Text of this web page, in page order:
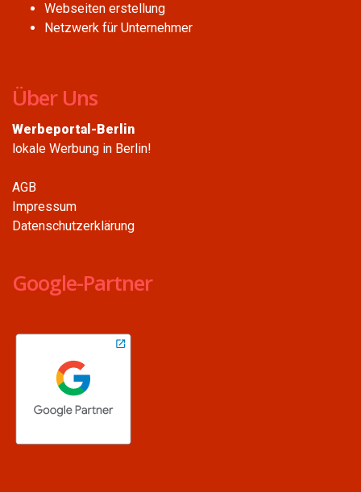
Webseiten erstellung
Netzwerk für Unternehmer
Über Uns
Werbeportal-Berlin
lokale Werbung in Berlin!
AGB
Impressum
Datenschutzerklärung
Google-Partner